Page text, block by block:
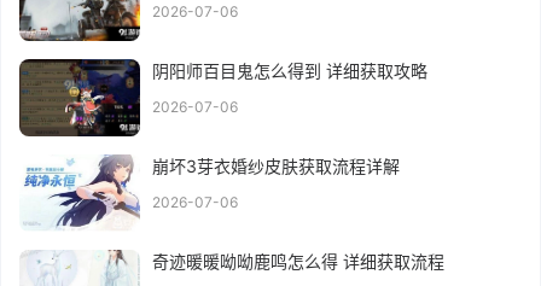
2026-07-06
阴阳师百目鬼怎么得到 详细获取攻略
2026-07-06
崩坏3芽衣婚纱皮肤获取流程详解
2026-07-06
奇迹暖暖呦呦鹿鸣怎么得 详细获取流程